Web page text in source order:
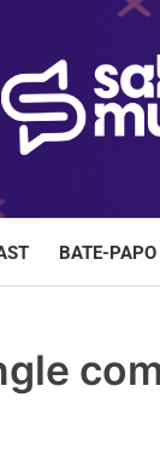
BATE-PAPO